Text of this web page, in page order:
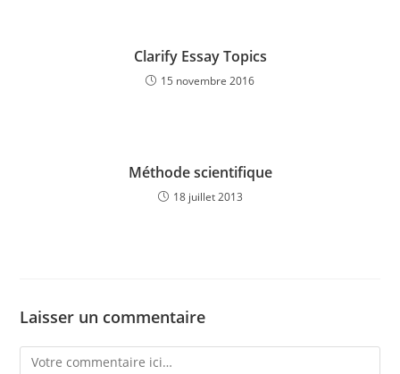
Clarify Essay Topics
15 novembre 2016
Méthode scientifique
18 juillet 2013
Laisser un commentaire